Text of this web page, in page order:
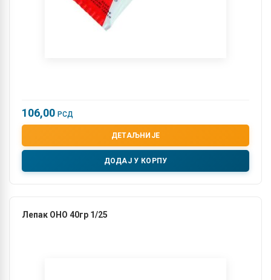
106,00 РСД
ДЕТАЉНИЈЕ
ДОДАЈ У КОРПУ
Лепак OHO 40гр 1/25